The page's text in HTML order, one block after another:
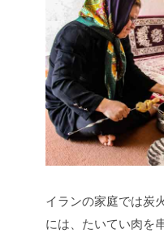
イランの家庭では炭
には、たいてい肉を